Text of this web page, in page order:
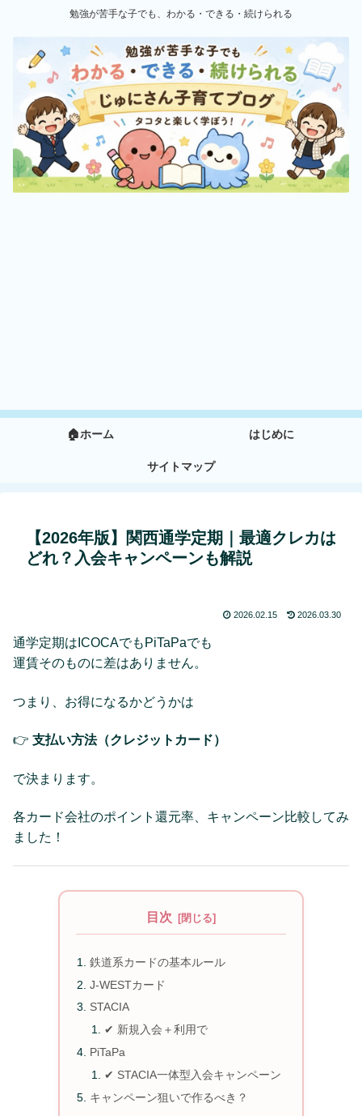
勉強が苦手な子でも、わかる・できる・続けられる
🏠ホーム はじめに
サイトマップ
【2026年版】関西通学定期｜最適クレカは
どれ？入会キャンペーンも解説
2026.02.15 2026.03.30
通学定期はICOCAでもPiTaPaでも
運賃そのものに差はありません。
つまり、お得になるかどうかは
👉 支払い方法（クレジットカード）
で決まります。
各カード会社のポイント還元率、キャンペーン比較してみ
ました！
目次
鉄道系カードの基本ルール
J-WESTカード
STACIA
✔ 新規入会＋利用で
PiTaPa
✔ STACIA一体型入会キャンペーン
キャンペーン狙いで作るべき？